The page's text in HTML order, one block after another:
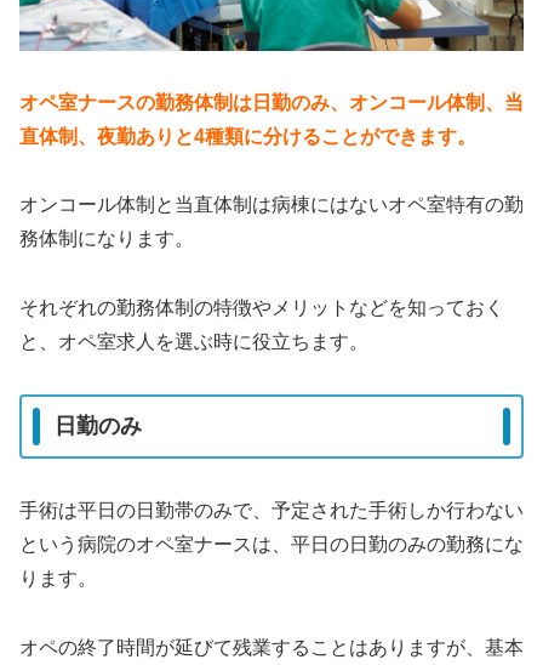
オペ室ナースの勤務体制は日勤のみ、オンコール体制、当
直体制、夜勤ありと4種類に分けることができます。
オンコール体制と当直体制は病棟にはないオペ室特有の勤
務体制になります。
それぞれの勤務体制の特徴やメリットなどを知っておく
と、オペ室求人を選ぶ時に役立ちます。
日勤のみ
手術は平日の日勤帯のみで、予定された手術しか行わない
という病院のオペ室ナースは、平日の日勤のみの勤務にな
ります。
オペの終了時間が延びて残業することはありますが、基本